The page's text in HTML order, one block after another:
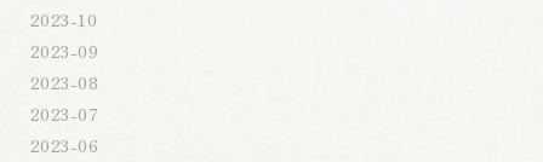
2023-10
2023-09
2023-08
2023-07
2023-06